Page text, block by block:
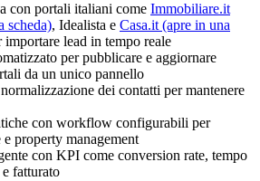
con portali italiani come Immobiliare.it
scheda), Idealista e Casa.it (apre in una
importare lead in tempo reale
per pubblicare e aggiornare
da un unico pannello
dei contatti per mantenere
con workflow configurabili per
property management
con KPI come conversion rate, tempo
fatturato